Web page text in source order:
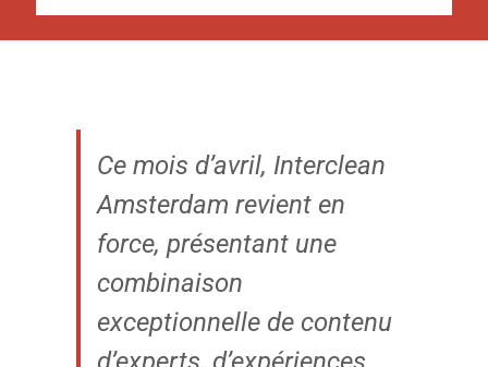
Ce mois d’avril, Interclean
Amsterdam revient en
force, présentant une
combinaison
exceptionnelle de contenu